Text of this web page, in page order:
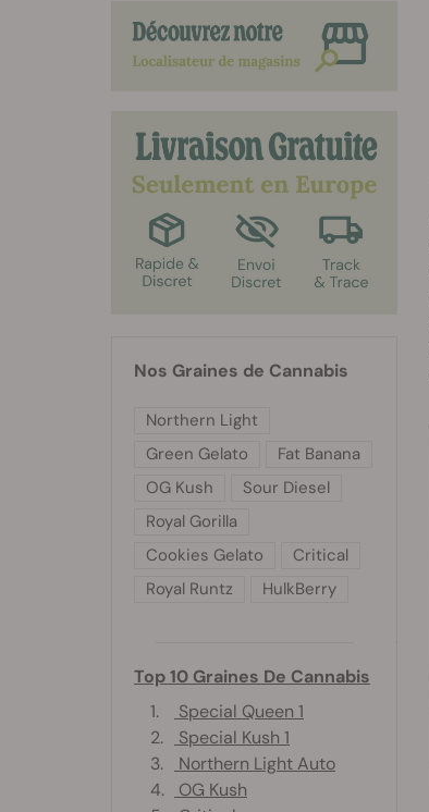
Nos Graines de Cannabis
Northern Light
Green Gelato
Fat Banana
OG Kush
Sour Diesel
Royal Gorilla
Cookies Gelato
Critical
Royal Runtz
HulkBerry
Top 10 Graines De Cannabis
1.
Special Queen 1
2.
Special Kush 1
3.
Northern Light Auto
4.
OG Kush